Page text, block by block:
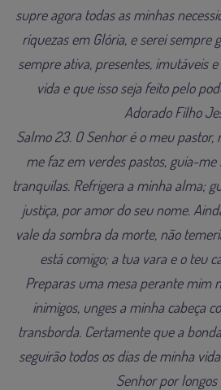
supre agora todas as minhas
riquezas em Glória, e serei sempre
sempre ativa, presentes, imutáveis
vida e que isso seja feito pelo
Adorado Filho
Salmo 23. O Senhor é o meu
me faz em verdes pastos, guia-
tranquilas. Refrigera a minha alma;
justiça, por amor do seu nome.
vale da sombra da morte, não
está comigo; a tua vara e o teu
Preparas uma mesa perante mim
inimigos, unges a minha cabeça
transborda. Certamente que a
seguirão todos os dias de minha
Senhor por longos